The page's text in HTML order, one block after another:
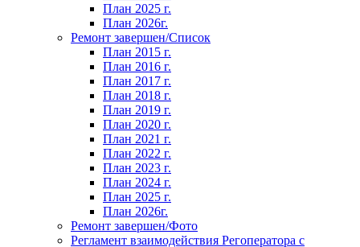
План 2025 г.
План 2026г.
Ремонт завершен/Список
План 2015 г.
План 2016 г.
План 2017 г.
План 2018 г.
План 2019 г.
План 2020 г.
План 2021 г.
План 2022 г.
План 2023 г.
План 2024 г.
План 2025 г.
План 2026г.
Ремонт завершен/Фото
Регламент взаимодействия Регоператора с